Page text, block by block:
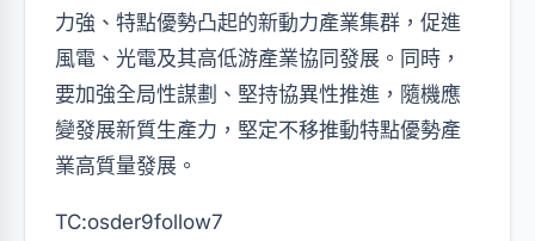
力強、特點優勢凸起的新動力產業集群，促進
風電、光電及其高低游產業協同發展。同時，
要加強全局性謀劃、堅持協異性推進，隨機應
變發展新質生產力，堅定不移推動特點優勢產
業高質量發展。
TC:osder9follow7